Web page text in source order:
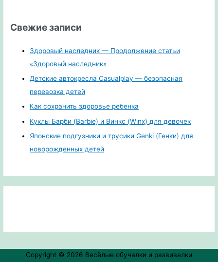
Свежие записи
Здоровый наследник — Продолжение статьи
«Здоровый наследник»
Детские автокресла Casualplay — безопасная
перевозка детей
Как сохранить здоровье ребенка
Куклы Барби (Barbie) и Винкс (Winx) для девочек
Японские подгузники и трусики Genki (Генки) для
новорожденных детей
Copyright © 2026 Весёлые обучалки и развивалки